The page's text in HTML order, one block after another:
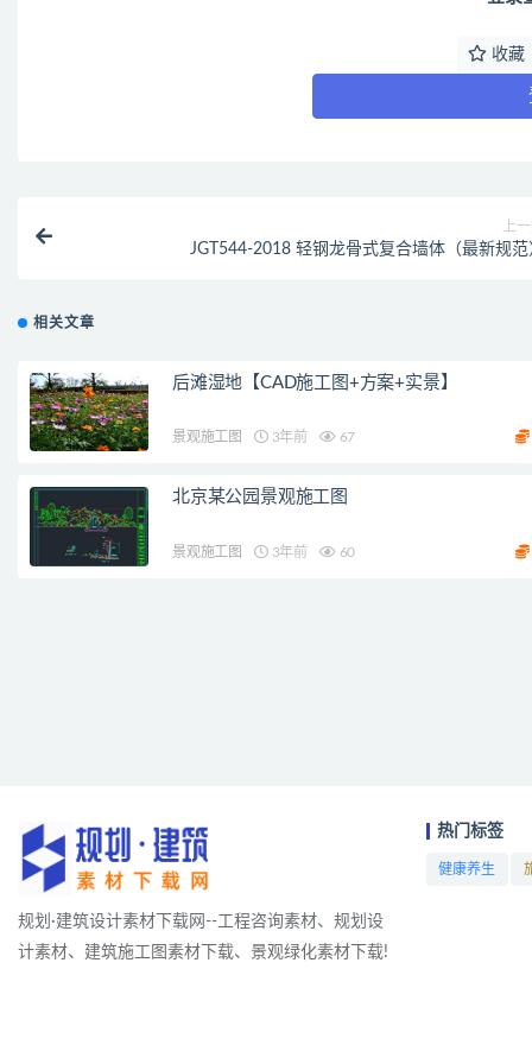
收藏
上
JGT544-2018 轻钢龙骨式复合墙体（最新规范
相关文章
后滩湿地【CAD施工图+方案+实景】
景观施工图 3年前 67
北京某公园景观施工图
景观施工图 3年前 60
规划·建筑设计素材下载网--工程咨询素材、规划设
计素材、建筑施工图素材下载、景观绿化素材下载!
热门标签
健康养生